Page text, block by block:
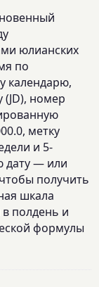
юлианских
по
календарю,
номер
метку
и 5-
дату — или
получить
шкала
полдень и
формулы